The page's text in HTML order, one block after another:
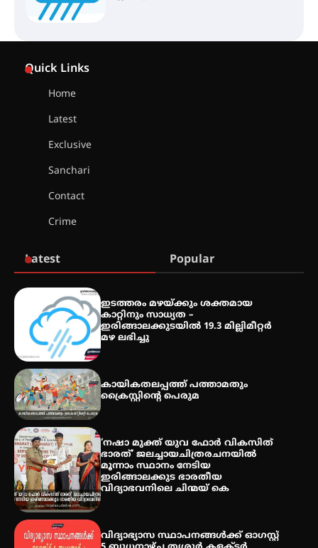
തേലപ്പിളളി പാറേമൽ വറീത്
തോമാസ് (69) അന്തരിച്ചു
അരങ്ങ് 2026′ ആഗസ്റ്റ് 8, 9
തീയതികളിൽ
Quick Links
Home
Latest
Exclusive
Sanchari
Contact
Crime
Latest Popular
ഇടത്തരം മഴയ്ക്കും ശക്തമായ
കാറ്റിനും സാധ്യത –
ഇരിങ്ങാലക്കുടയിൽ 19.3 മില്ലിമീറ്റർ
മഴ ലഭിച്ചു
കായികതലപ്പത്ത് പത്താമതും
ക്രൈസ്റ്റിന്റെ പെരുമ
‘നഷാ മുക്ത് യുവ ഫോർ വികസിത്
ഭാരത്’ ജലച്ചായചിത്രരചനയിൽ
മൂന്നാം സ്ഥാനം നേടിയ
ഇരിങ്ങാലക്കുട ഭാരതീയ
വിദ്യാഭവനിലെ ചിന്മയ് കെ
വിദ്യാഭ്യാസ സ്ഥാപനങ്ങള്‍ക്ക് ഓഗസ്റ്റ്